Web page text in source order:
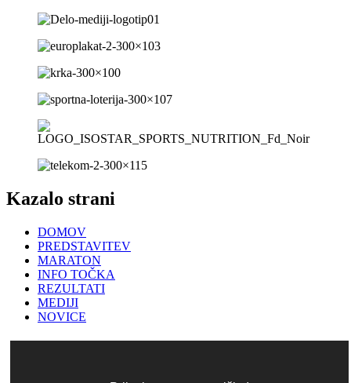
Kazalo strani
DOMOV
PREDSTAVITEV
MARATON
INFO TOČKA
REZULTATI
MEDIJI
NOVICE